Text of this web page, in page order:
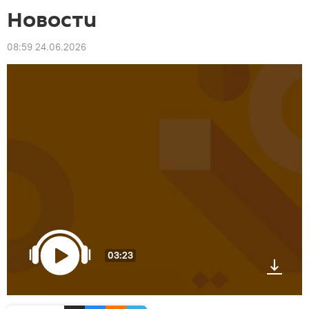
Новости
08:59 24.06.2026
03:23